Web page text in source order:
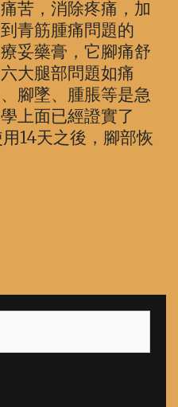
苦，消除疼痛，加
青筋腫痛問題的
妥藥膏，它腳痛舒
大腿部問題如痛
腳墜、腫脹等是急
上面已經證實了
14天之後，腳部恢